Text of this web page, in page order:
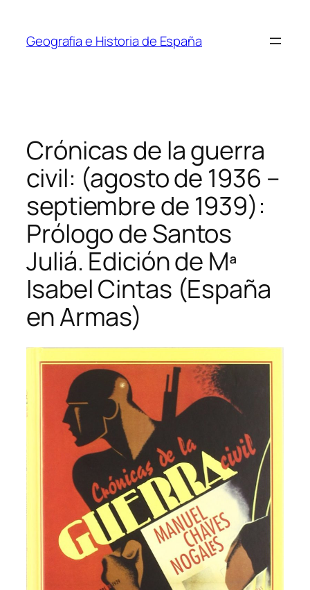
contenido
Geografia e Historia de España
Crónicas de la guerra
civil: (agosto de 1936 –
septiembre de 1939):
Prólogo de Santos
Juliá. Edición de Mª
Isabel Cintas (España
en Armas)